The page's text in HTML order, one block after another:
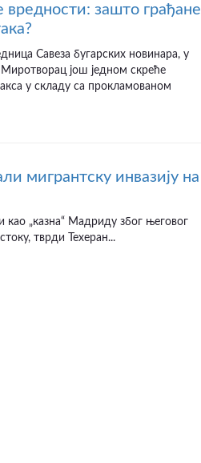
зашто грађане
Савеза бугарских новинара, у
Миротворац још једном скреће
у складу са прокламованом
мигрантску инвазију на
као „казна“ Мадриду због његовог
тврди Техеран...